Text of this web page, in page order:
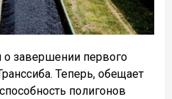
о завершении первого
Теперь, обещает
полигонов